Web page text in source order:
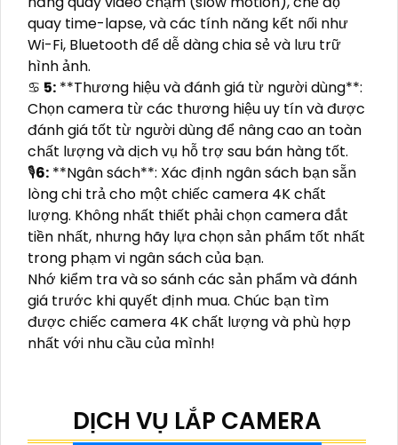
quay time-lapse, và các tính năng kết nối như
Wi-Fi, Bluetooth để dễ dàng chia sẻ và lưu trữ
hình ảnh.
♋ 5: **Thương hiệu và đánh giá từ người dùng**:
Chọn camera từ các thương hiệu uy tín và được
đánh giá tốt từ người dùng để nâng cao an toàn
chất lượng và dịch vụ hỗ trợ sau bán hàng tốt.
🎙6: **Ngân sách**: Xác định ngân sách bạn sẵn
lòng chi trả cho một chiếc camera 4K chất
lượng. Không nhất thiết phải chọn camera đắt
tiền nhất, nhưng hãy lựa chọn sản phẩm tốt nhất
trong phạm vi ngân sách của bạn.
Nhớ kiểm tra và so sánh các sản phẩm và đánh
giá trước khi quyết định mua. Chúc bạn tìm
được chiếc camera 4K chất lượng và phù hợp
nhất với nhu cầu của mình!
DỊCH VỤ LẮP CAMERA